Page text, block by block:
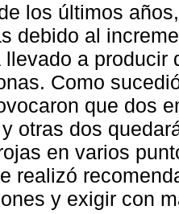
los últimos
debido al
llevado a producir
Como
que dos
otras dos
en varios
realizó
y exigir con